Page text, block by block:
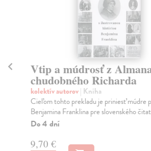
Vtip a múdrosť z
chudobného Richarda
kolektív autorov| Kniha
Cieľom tohto prekladu je priniesť múdre
Benjamina Franklina pre slovenského
Do 4 dní
9,70 €